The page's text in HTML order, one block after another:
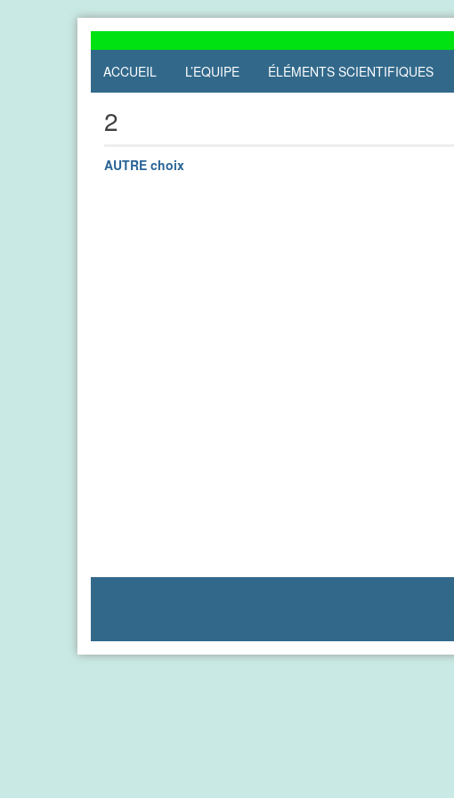
ACCUEIL L’EQUIPE ÉLÉMENTS SCIENTIFIQUES
2
AUTRE choix